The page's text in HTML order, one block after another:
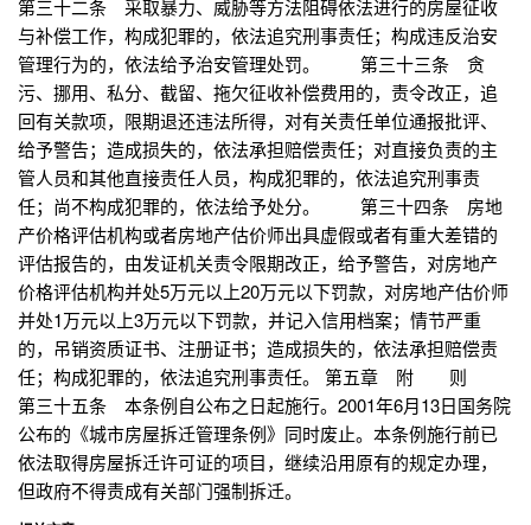
第三十二条 采取暴力、威胁等方法阻碍依法进行的房屋征收
与补偿工作，构成犯罪的，依法追究刑事责任；构成违反治安
管理行为的，依法给予治安管理处罚。 第三十三条 贪
污、挪用、私分、截留、拖欠征收补偿费用的，责令改正，追
回有关款项，限期退还违法所得，对有关责任单位通报批评、
给予警告；造成损失的，依法承担赔偿责任；对直接负责的主
管人员和其他直接责任人员，构成犯罪的，依法追究刑事责
任；尚不构成犯罪的，依法给予处分。 第三十四条 房地
产价格评估机构或者房地产估价师出具虚假或者有重大差错的
评估报告的，由发证机关责令限期改正，给予警告，对房地产
价格评估机构并处5万元以上20万元以下罚款，对房地产估价师
并处1万元以上3万元以下罚款，并记入信用档案；情节严重
的，吊销资质证书、注册证书；造成损失的，依法承担赔偿责
任；构成犯罪的，依法追究刑事责任。 第五章 附 则
第三十五条 本条例自公布之日起施行。2001年6月13日国务院
公布的《城市房屋拆迁管理条例》同时废止。本条例施行前已
依法取得房屋拆迁许可证的项目，继续沿用原有的规定办理，
但政府不得责成有关部门强制拆迁。